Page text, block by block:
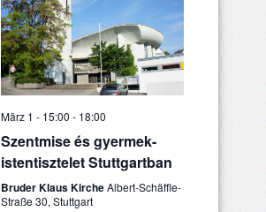
März 1 - 15:00 - 18:00
Szentmise és gyermek-
istentisztelet Stuttgartban
Bruder Klaus KircheAlbert-Schäffle-
Straße 30, Stuttgart